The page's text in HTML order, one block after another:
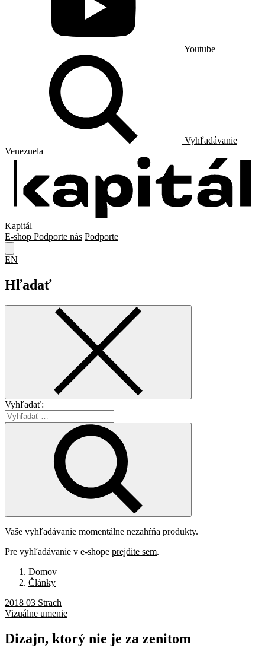
Youtube
Vyhľadávanie
Venezuela
Kapitál
E-shop Podporte nás Podporte
EN
Hľadať
Vyhľadať:
Vaše vyhľadávanie momentálne nezahŕňa produkty.
Pre vyhľadávanie v e-shope prejdite sem.
Domov
Články
2018 03 Strach
Vizuálne umenie
Dizajn, ktorý nie je za zenitom